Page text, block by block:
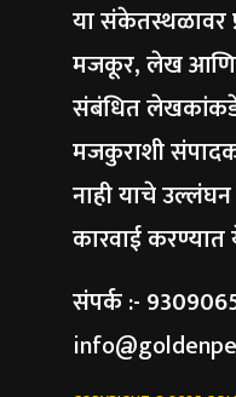
या संकेतस्थळावर
मजकूर, लेख आणि
संबंधित लेखकांकडे
मजकुराशी
नाही याचे
कारवाई
संपर्क :-